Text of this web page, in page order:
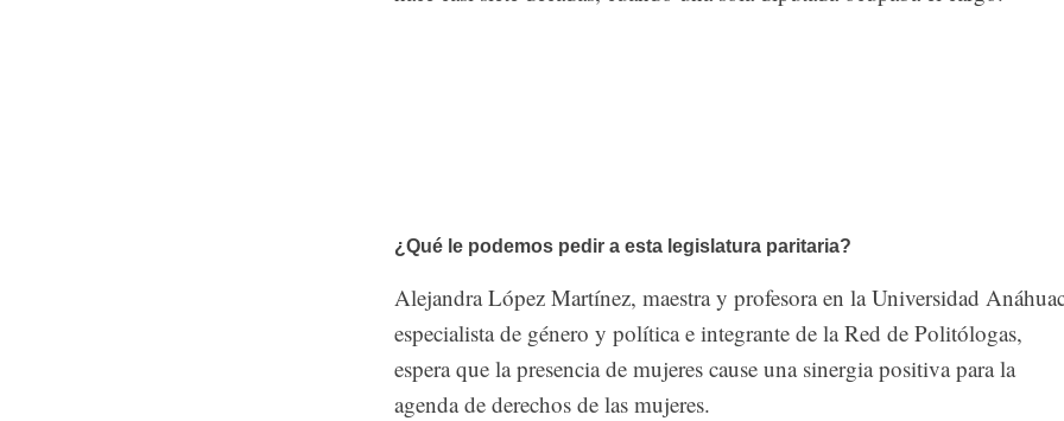
¿Qué le podemos pedir a esta legislatura paritaria?
Alejandra López Martínez, maestra y profesora en la Universidad
especialista de género y política e integrante de la Red de Politólogas,
espera que la presencia de mujeres cause una sinergia positiva para la
agenda de derechos de las mujeres.